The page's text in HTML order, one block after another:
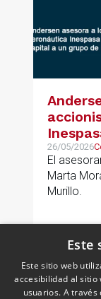
del
26/05/2026
El
Marta
Murillo.
LEER MÁS >>
Este
Este sitio web
accesibilidad al sitio
usuarios. A